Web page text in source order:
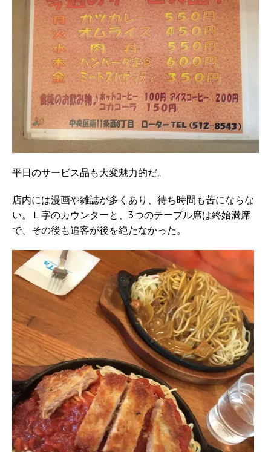
平日のサービス品も大変魅力的だ。
店内には漫画や雑誌が多くあり、待ち時間も苦にならな
い。Ｌ字のカウンターと、3つのテーブル席は終始満席
で、その後も追客が後を絶たなかった。